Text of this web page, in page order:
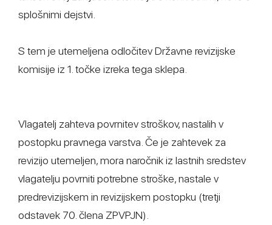
splošnimi dejstvi.
S tem je utemeljena odločitev Državne revizijske
komisije iz 1. točke izreka tega sklepa.
Vlagatelj zahteva povrnitev stroškov, nastalih v
postopku pravnega varstva. Če je zahtevek za
revizijo utemeljen, mora naročnik iz lastnih sredstev
vlagatelju povrniti potrebne stroške, nastale v
predrevizijskem in revizijskem postopku (tretji
odstavek 70. člena ZPVPJN).